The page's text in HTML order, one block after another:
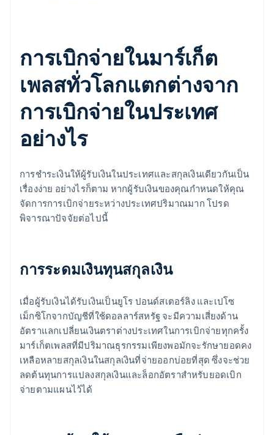
การเบิกจ่ายในมาร์เก็ต
เพลสทั่วโลกแตกต่างจาก
การเบิกจ่ายในประเทศ
อย่างไร
การชำระเงินให้ผู้รับเงินในประเทศและสกุลเงินเดียวกันเป็น
เรื่องง่าย อย่างไรก็ตาม หากผู้รับเงินของคุณกำหนดให้คุณ
จัดการการเบิกจ่ายระหว่างประเทศปริมาณมาก โปรด
พิจารณาปัจจัยต่อไปนี้
การระดมเงินทุนสกุลเงิน
เมื่อผู้รับเงินได้รับเงินเป็นยูโร ปอนด์สเตอร์ลิง และเปโซ
เม็กซิโกจากบัญชีที่ใช้ดอลลาร์สหรัฐ จะมีความเสี่ยงด้าน
อัตราแลกเปลี่ยนเงินตราต่างประเทศในการเบิกจ่ายทุกครั้ง
มาร์เก็ตเพลสที่มีปริมาณธุรกรรมเพียงพอมักจะรักษายอดคง
เหลือหลายสกุลเงินในสกุลเงินที่จ่ายออกบ่อยที่สุด ซึ่งจะช่วย
ลดต้นทุนการแปลงสกุลเงินและล็อกอัตราสำหรับยอดเบิก
จ่ายตามแผนไว้ได้